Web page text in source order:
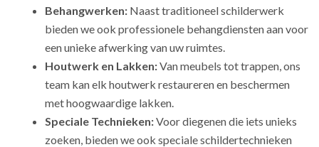
Behangwerken: Naast traditioneel schilderwerk
bieden we ook professionele behangdiensten aan voor
een unieke afwerking van uw ruimtes.
Houtwerk en Lakken:Van meubels tot trappen, ons
team kan elk houtwerk restaureren en beschermen
met hoogwaardige lakken.
Speciale Technieken:Voor diegenen die iets unieks
zoeken, bieden we ook speciale schildertechnieken